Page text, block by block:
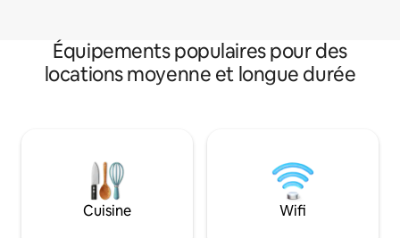
Équipements populaires pour des
locations moyenne et longue durée
Cuisine Wifi